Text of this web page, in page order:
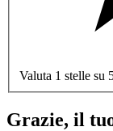
Valuta 1 stelle su
Grazie, il